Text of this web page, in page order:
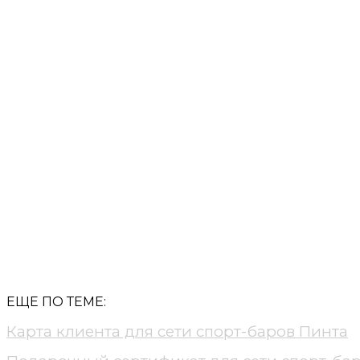
ЕЩЕ ПО ТЕМЕ:
Карта клиента для сети спорт-баров Пинта